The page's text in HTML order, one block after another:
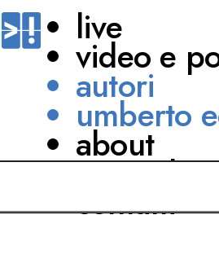
live
video e
autori
umberto
about
network
contatti
Tamburi